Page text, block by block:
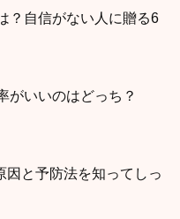
？自信がない人に贈る6
がいいのはどっち？
因と予防法を知ってしっ